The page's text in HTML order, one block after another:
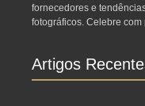
fornecedores e
fotográficos. Celebre com
Artigos